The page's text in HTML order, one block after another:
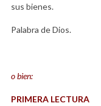
sus bienes.
Palabra de Dios.
o bien:
PRIMERA LECTURA